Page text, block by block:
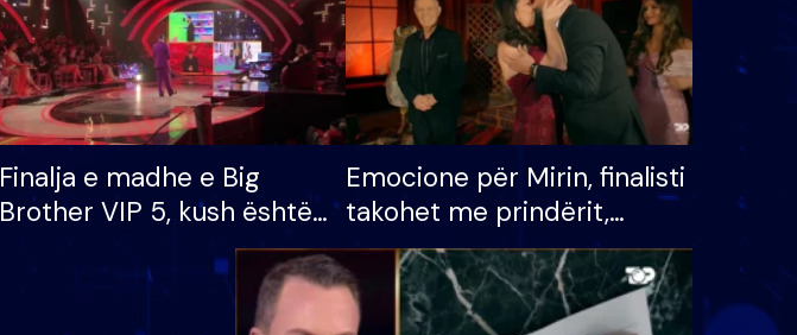
Finalja e madhe e Big
Brother VIP 5, kush është
banori i parë që lë shtëpinë
dhe humb mundësinë për
të fituar çmimin e madh
Emocione për Mirin, finalisti
takohet me prindërit,
vajzën dhe bashkëshorten:
S’kemi ndonjë letër divorci
apo jo?